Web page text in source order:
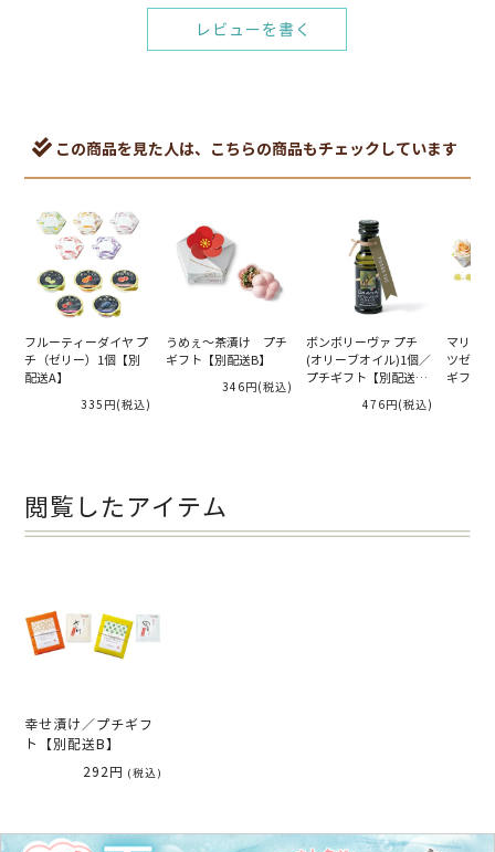
レビューを書く
この商品を見た人は、こちらの商品もチェックしています
フルーティーダイヤ プ
チ（ゼリー）1個【別
配送A】
335円(税込)
うめぇ～茶漬け プチ
ギフト【別配送B】
346円(税込)
ボンボリーヴァ プチ
(オリーブオイル)1個／
プチギフト【別配送
476円(税込)
マリー
ツゼリ
ギフト
閲覧したアイテム
幸せ漬け／プチギフ
ト【別配送B】
292円 (税込)